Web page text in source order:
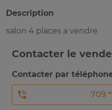
Description
salon 4 places a vendre
Contacter le
Contacter par
709